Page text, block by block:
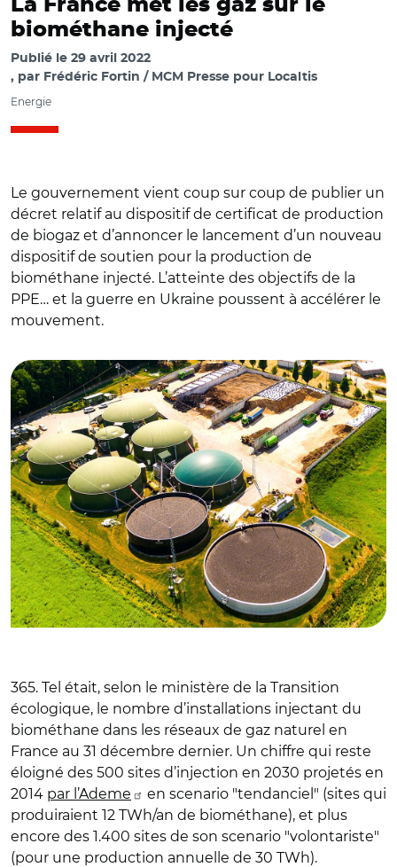
La France met les gaz sur le
biométhane injecté
Publié le 29 avril 2022
par Frédéric Fortin / MCM Presse pour Localtis
Energie
Le gouvernement vient coup sur coup de publier un
décret relatif au dispositif de certificat de production
de biogaz et d’annoncer le lancement d’un nouveau
dispositif de soutien pour la production de
biométhane injecté. L’atteinte des objectifs de la
PPE… et la guerre en Ukraine poussent à accélérer le
mouvement.
365. Tel était, selon le ministère de la Transition
écologique, le nombre d’installations injectant du
biométhane dans les réseaux de gaz naturel en
France au 31 décembre dernier. Un chiffre qui reste
éloigné des 500 sites d’injection en 2030 projetés en
2014 par l’Ademe
en scenario "tendanciel" (sites qui
produiraient 12 TWh/an de biométhane), et plus
encore des 1.400 sites de son scenario "volontariste"
(pour une production annuelle de 30 TWh).